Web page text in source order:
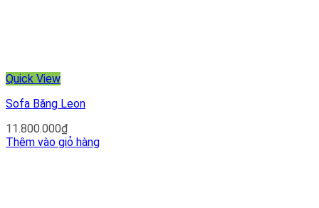
Quick View
Sofa Băng Leon
11.800.000₫
Thêm vào giỏ hàng